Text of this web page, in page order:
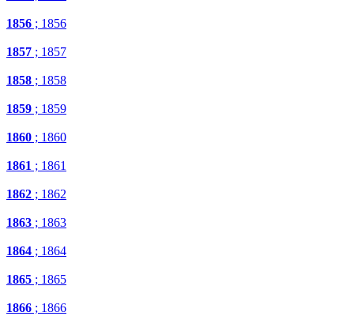
1856 ; 1856
1857 ; 1857
1858 ; 1858
1859 ; 1859
1860 ; 1860
1861 ; 1861
1862 ; 1862
1863 ; 1863
1864 ; 1864
1865 ; 1865
1866 ; 1866